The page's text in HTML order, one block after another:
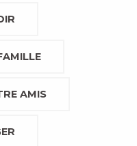
AMIS